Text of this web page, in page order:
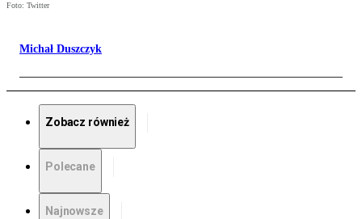
Foto: Twitter
Michał Duszczyk
Zobacz również
Polecane
Najnowsze